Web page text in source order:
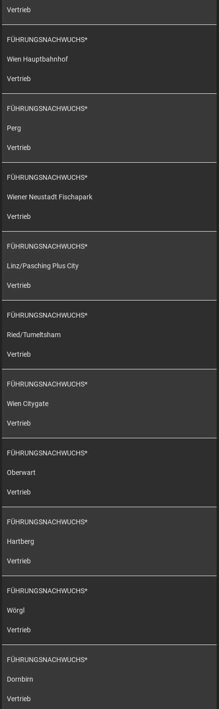
Vertrieb
FÜHRUNGSNACHWUCHS*
Wien Hauptbahnhof
Vertrieb
FÜHRUNGSNACHWUCHS*
Perg
Vertrieb
FÜHRUNGSNACHWUCHS*
Wiener Neustadt Fischapark
Vertrieb
FÜHRUNGSNACHWUCHS*
Linz/Pasching Plus City
Vertrieb
FÜHRUNGSNACHWUCHS*
Ried/Tumeltsham
Vertrieb
FÜHRUNGSNACHWUCHS*
Wien Citygate
Vertrieb
FÜHRUNGSNACHWUCHS*
Oberwart
Vertrieb
FÜHRUNGSNACHWUCHS*
Hartberg
Vertrieb
FÜHRUNGSNACHWUCHS*
Wörgl
Vertrieb
FÜHRUNGSNACHWUCHS*
Dornbirn
Vertrieb